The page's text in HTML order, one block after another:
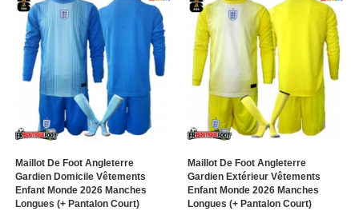
Maillot De Foot Angleterre
Gardien Domicile Vêtements
Enfant Monde 2026 Manches
Longues (+ Pantalon Court)
Maillot De Foot Angleterre
Gardien Extérieur Vêtements
Enfant Monde 2026 Manches
Longues (+ Pantalon Court)